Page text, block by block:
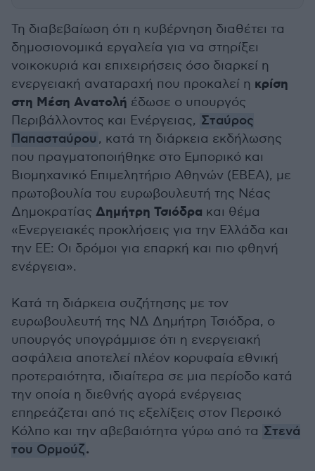
Τη διαβεβαίωση ότι η κυβέρνηση διαθέτει τα
δημοσιονομικά εργαλεία για να στηρίξει
νοικοκυριά και επιχειρήσεις όσο διαρκεί η
ενεργειακή αναταραχή που προκαλεί η κρίση
στη Μέση Ανατολή έδωσε ο υπουργός
Περιβάλλοντος και Ενέργειας, Σταύρος
Παπασταύρου , κατά τη διάρκεια εκδήλωσης
που πραγματοποιήθηκε στο Εμπορικό και
Βιομηχανικό Επιμελητήριο Αθηνών (ΕΒΕΑ), με
πρωτοβουλία του ευρωβουλευτή της Νέας
Δημοκρατίας Δημήτρη Τσιόδρα και θέμα
«Ενεργειακές προκλήσεις για την Ελλάδα και
την ΕΕ: Οι δρόμοι για επαρκή και πιο φθηνή
ενέργεια».
Κατά τη διάρκεια συζήτησης με τον
ευρωβουλευτή της ΝΔ Δημήτρη Τσιόδρα, ο
υπουργός υπογράμμισε ότι η ενεργειακή
ασφάλεια αποτελεί πλέον κορυφαία εθνική
προτεραιότητα, ιδιαίτερα σε μια περίοδο κατά
την οποία η διεθνής αγορά ενέργειας
επηρεάζεται από τις εξελίξεις στον Περσικό
Κόλπο και την αβεβαιότητα γύρω από τα Στενά
του Ορμούζ.